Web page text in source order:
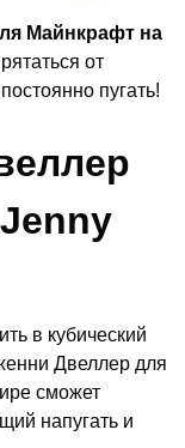
Майнкрафт на
от
пугать!
в кубический
Двеллер для
сможет
напугать и